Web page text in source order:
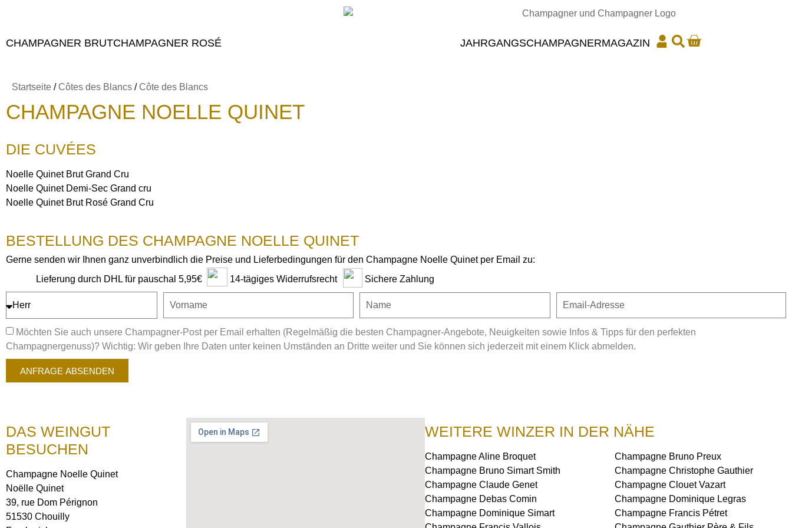
CHAMPAGNER BRUTCHAMPAGNER ROSÉ JAHRGANGSCHAMPAGNERMAGAZIN
Startseite /Côtes des Blancs /Côte des Blancs
CHAMPAGNE NOELLE QUINET
DIE CUVÉES
Noelle Quinet Brut Grand Cru
Noelle Quinet Demi-Sec Grand cru
Noelle Quinet Brut Rosé Grand Cru
BESTELLUNG DES CHAMPAGNE NOELLE QUINET
Gerne senden wir Ihnen ganz unverbindlich die Preise und Lieferbedingungen für den Champagne Noelle Quinet per Email zu:
Lieferung durch DHL für pauschal 5,95€
14-tägiges Widerrufsrecht Sichere Zahlung
Möchten Sie auch unsere Champagner-Post per Email erhalten (Regelmäßig die besten Champagner-Angebote, Neuigkeiten sowie Infos & Tipps für den perfekten
Champagnergenuss)? Wichtig: Wir geben Ihre Daten unter keinen Umständen an Dritte weiter und Sie können sich jederzeit mit einem Klick abmelden.
ANFRAGE ABSENDEN
DAS WEINGUT
BESUCHEN
Champagne Noelle Quinet
Noëlle Quinet
39, rue Dom Pérignon
51530 Chouilly
WEITERE WINZER IN DER NÄHE
Champagne Aline Broquet
Champagne Bruno Preux
Champagne Bruno Simart Smith
Champagne Christophe Gauthier
Champagne Claude Genet
Champagne Clouet Vazart
Champagne Debas Comin
Champagne Dominique Legras
Champagne Dominique Simart
Champagne Francis Pétret